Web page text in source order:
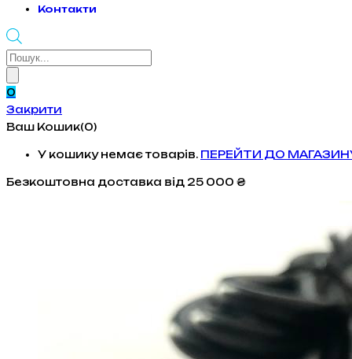
Контакти
Products
0
Закрити
Ваш Кошик(0)
У кошику немає товарів. ПЕРЕЙТИ ДО
Безкоштовна доставка від 25 000 ₴